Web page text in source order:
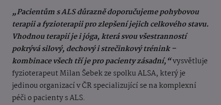
„Pacientům s ALS důrazně doporučujeme pohybovou
terapii a fyzioterapii pro zlepšení jejich celkového stavu.
Vhodnou terapií je i jóga, která svou všestranností
pokrývá silový, dechový i strečinkový trénink –
kombinace všech tří je pro pacienty zásadní,“vysvětluje
fyzioterapeut Milan Šebek ze spolku ALSA, který je
jedinou organizací v ČR specializující se na komplexní
péči o pacienty s ALS.